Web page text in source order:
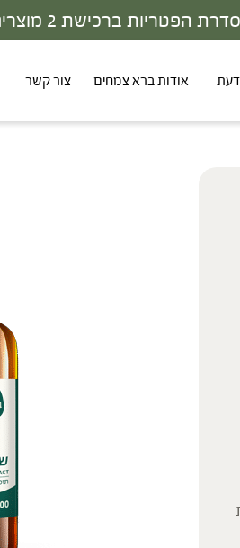
אודות ברא צמחים צור קשר